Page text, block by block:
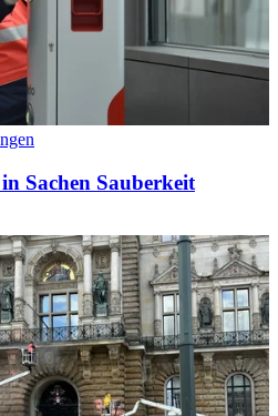
Sachen Sauberkeit